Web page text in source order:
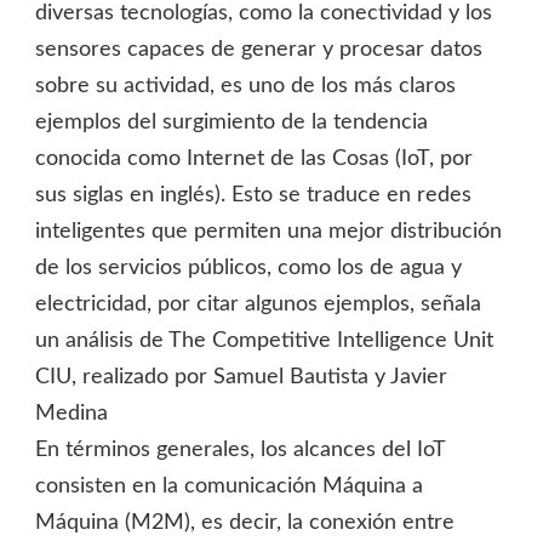
diversas tecnologías, como la conectividad y los
sensores capaces de generar y procesar datos
sobre su actividad, es uno de los más claros
ejemplos del surgimiento de la tendencia
conocida como Internet de las Cosas (IoT, por
sus siglas en inglés). Esto se traduce en redes
inteligentes que permiten una mejor distribución
de los servicios públicos, como los de agua y
electricidad, por citar algunos ejemplos, señala
un análisis de The Competitive Intelligence Unit
CIU, realizado por Samuel Bautista y Javier
Medina
En términos generales, los alcances del IoT
consisten en la comunicación Máquina a
Máquina (M2M), es decir, la conexión entre